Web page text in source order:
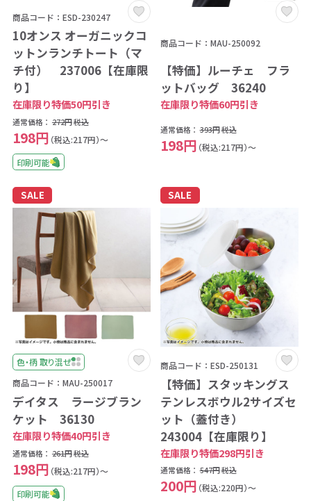
商品コード：ESD-230247
10オンス オーガニックコ
ットンランチトート（マ
チ付） 237006【在庫限
り】
在庫限り特価50円引き
通常価格： 272円税込
198円 （税込:217円）～
印刷可能
商品コード：MAU-250092
【特価】ルーチェ フラ
ットバッグ 36240
在庫限り特価60円引き
通常価格： 393円税込
198円 （税込:217円）～
SALE
色・柄 取り混ぜ
商品コード：MAU-250017
デイタス ラージブラン
ケット 36130
在庫限り特価40円引き
通常価格： 261円税込
198円 （税込:217円）～
印刷可能
SALE
商品コード：ESD-250131
【特価】スタッキングス
テンレスボウル2サイズセ
ット（蓋付き）
243004【在庫限り】
在庫限り特価298円引き
通常価格： 547円税込
200円 （税込:220円）～